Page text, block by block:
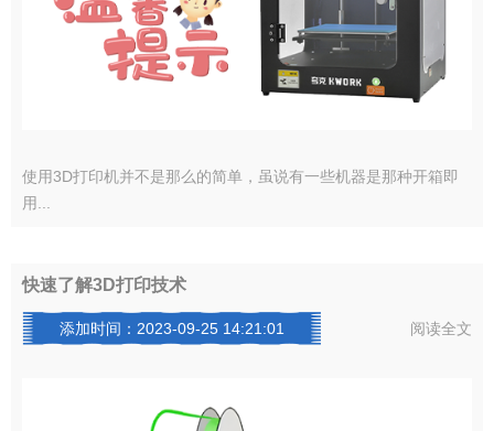
使用3D打印机并不是那么的简单，虽说有一些机器是那种开箱即
用...
快速了解3D打印技术
添加时间：2023-09-25 14:21:01 阅读全文